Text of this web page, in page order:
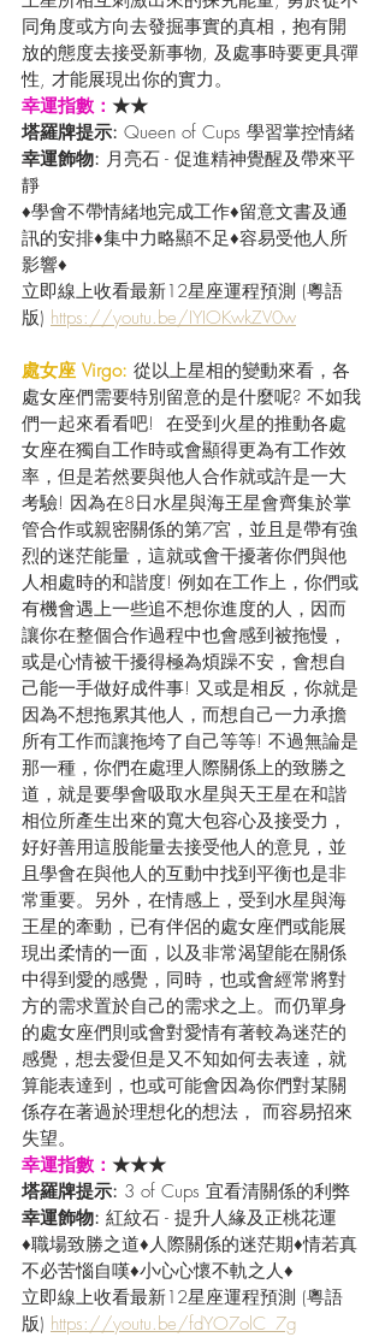
同角度或方向去發掘事實的真相，抱有開
放的態度去接受新事物, 及處事時要更具彈
性, 才能展現出你的實力。
幸運指數： ★★
塔羅牌提示: Queen of Cups 學習掌控情緒
幸運飾物: 月亮石 - 促進精神覺醒及帶來平
靜
♦學會不帶情緒地完成工作♦留意文書及通
訊的安排♦集中力略顯不足♦容易受他人所
影響♦
立即線上收看最新12星座運程預測 (粵語
版) https://youtu.be/IYIOKwkZV0w
處女座 Virgo: 從以上星相的變動來看，各
處女座們需要特別留意的是什麼呢? 不如我
們一起來看看吧!  在受到火星的推動各處
女座在獨自工作時或會顯得更為有工作效
率，但是若然要與他人合作就或許是一大
考驗! 因為在8日水星與海王星會齊集於掌
管合作或親密關係的第7宮，並且是帶有強
烈的迷茫能量，這就或會干擾著你們與他
人相處時的和諧度! 例如在工作上，你們或
有機會遇上一些追不想你進度的人，因而
讓你在整個合作過程中也會感到被拖慢，
或是心情被干擾得極為煩躁不安，會想自
己能一手做好成件事! 又或是相反，你就是
因為不想拖累其他人，而想自己一力承擔
所有工作而讓拖垮了自己等等! 不過無論是
那一種，你們在處理人際關係上的致勝之
道，就是要學會吸取水星與天王星在和諧
相位所產生出來的寬大包容心及接受力，
好好善用這股能量去接受他人的意見，並
且學會在與他人的互動中找到平衡也是非
常重要。另外，在情感上，受到水星與海
王星的牽動，已有伴侶的處女座們或能展
現出柔情的一面，以及非常渴望能在關係
中得到愛的感覺，同時，也或會經常將對
方的需求置於自己的需求之上。而仍單身
的處女座們則或會對愛情有著較為迷茫的
感覺，想去愛但是又不知如何去表達，就
算能表達到，也或可能會因為你們對某關
係存在著過於理想化的想法， 而容易招來
失望。
幸運指數： ★★★
塔羅牌提示: 3 of Cups 宜看清關係的利弊
幸運飾物: 紅紋石 - 提升人緣及正桃花運
♦職場致勝之道♦人際關係的迷茫期♦情若真
不必苦惱自嘆♦小心心懷不軌之人♦
立即線上收看最新12星座運程預測 (粵語
版) https://youtu.be/fdYO7olC_7g